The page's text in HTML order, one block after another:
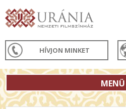
HÍVJON MINKET
MENÜ